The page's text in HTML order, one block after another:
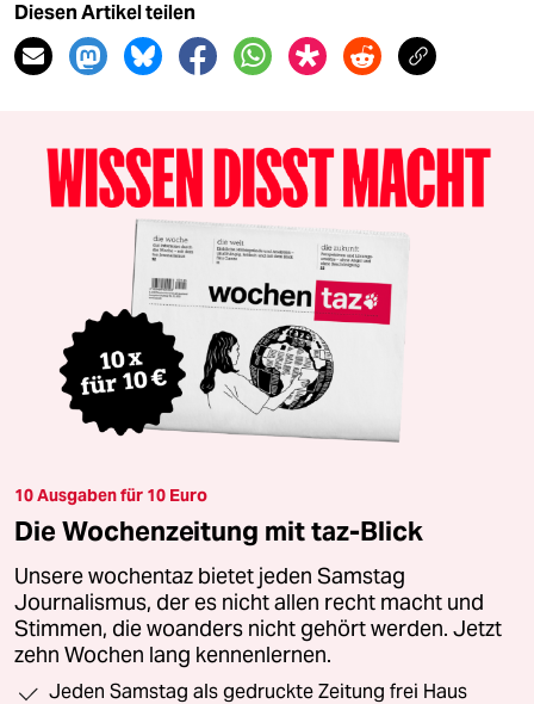
Diesen Artikel teilen
10 Ausgaben für 10 Euro
Die Wochenzeitung mit taz-Blick
Unsere wochentaz bietet jeden Samstag
Journalismus, der es nicht allen recht macht und
Stimmen, die woanders nicht gehört werden. Jetzt
zehn Wochen lang kennenlernen.
Jeden Samstag als gedruckte Zeitung frei Haus